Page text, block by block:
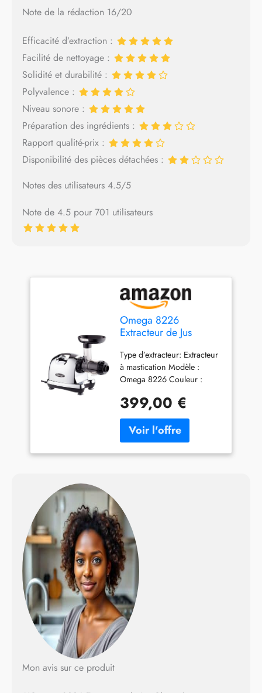
Note de la rédaction 16/20
Efficacité d’extraction :
Facilité de nettoyage :
Solidité et durabilité :
Polyvalence :
Niveau sonore :
Préparation des ingrédients :
Rapport qualité-prix :
Disponibilité des pièces détachées :
Notes des utilisateurs 4.5/5
Note de 4.5 pour 701 utilisateurs
Omega 8226
Extracteur de Jus
39,4 cm, Argenté
Type d’extracteur: Extracteur
à mastication Modèle :
Omega 8226 Couleur :
du produit (L x l x H) : 36,8 x
16,5 x 39,4 cm Système
simple à vis unique
Extraction biphasée pour un
rendement supérieur Vitesse
qualité / prix <b> Garantie
</b>: 15 an(s) <b> Couleur
</b>: Chromé Diamètre du
goulot d'alimentation : 5 cm
Contenu du colis : 2 bols de
collection, 1 Piston, 1 brosse
de nettoyage, 1 tamis, 1
Logements Contenu : Mode
d'emploi en français et
Manuel d'instructions en
anglais Type d’extracteur :
399,00 €
Mon avis sur ce produit